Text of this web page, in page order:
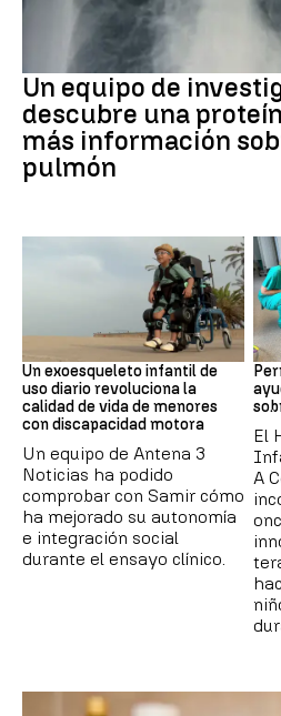
Cáncer de pulmón
Un equipo de
descubre una
más información
pulmón
DISCAPACIDAD
Un exoesqueleto infantil de
uso diario revoluciona la
calidad de vida de menores
con discapacidad motora
Un equipo de Antena 3
Noticias ha podido
comprobar con Samir cómo
ha mejorado su autonomía
e integración social
durante el ensayo clínico.
El
A